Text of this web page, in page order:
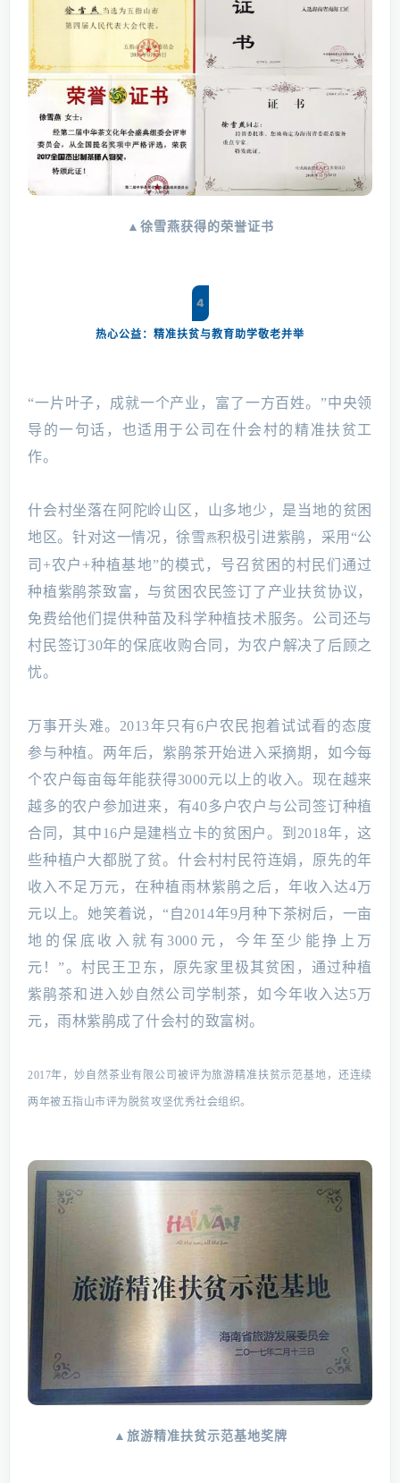
▲徐雪燕获得的荣誉证书
4
热心公益：精准扶贫与教育助学敬老并举
“一片叶子，成就一个产业，富了一方百姓。”中央领
导的一句话，也适用于公司在什会村的精准扶贫工
作。
什会村坐落在阿陀岭山区，山多地少，是当地的贫困
地区。针对这一情况，徐雪 燕积极引进紫鹃，采用“公
司+农户+种植基地”的模式，号召贫困的村民们通过
种植紫鹃茶致富，与贫困农民签订了产业扶贫协议，
免费给他们提供种苗及科学种植技术服务。公司还与
村民签订30年的保底收购合同，为农户解决了后顾之
忧。
万事开头难。2013年只有6户农民抱着试试看的态度
参与种植。两年后，紫鹃茶开始进入采摘期，如今每
个农户每亩每年能获得3000元以上的收入。现在越来
越多的农户参加进来，有40多户农户与公司签订种植
合同，其中16户是建档立卡的贫困户。到2018年，这
些种植户大都脱了贫。什会村村民符连娟，原先的年
收入不足万元，在种植雨林紫鹃之后，年收入达4万
元以上。她笑着说，“自2014年9月种下茶树后，一亩
地的保底收入就有3000元，今年至少能挣上万
元！”。村民王卫东，原先家里极其贫困，通过种植
紫鹃茶和进入妙自然公司学制茶，如今年收入达5万
元，雨林紫鹃成了什会村的致富树。
2017年，妙自然茶业有限公司被评为旅游精准扶贫示范基地，还连续
两年被五指山市评为脱贫攻坚优秀社会组织。
▲旅游精准扶贫示范基地奖牌